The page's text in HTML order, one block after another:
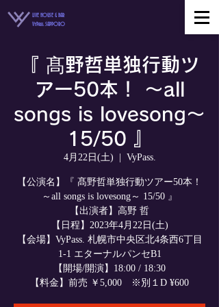
LIVE HOUSE & BAR
VyPass. SAPPORO
『 髙野哲単独行動ツ
アー50本！ ～all
songs is lovesong～
15/50 』
4月22日(土) VyPass.
【公演名】『 髙野哲単独行動ツアー50本！
～all songs is lovesong～ 15/50 』
【出演者】高野 哲
【日程】2023年4月22日(土)
【会場】VyPass. 札幌市中央区北4条西6丁目
1-1 エターナルパンセB1
【開場/開演】18:00 / 18:30
【料金】前売 ￥5,000 ※別１D ¥600